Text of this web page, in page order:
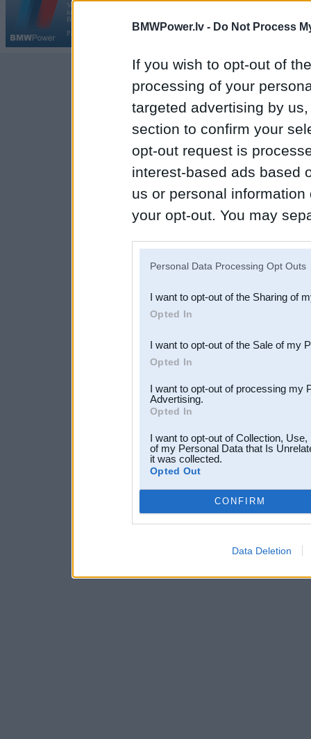
BMWPower.lv - Do Not Process
If you wish to opt-out of
processing of your
targeted advertising by
section to confirm your
opt-out request is
interest-based ads based
us or personal
your opt-out. You may
Downstream Participants
third parties.
Personal Data Processing Opt Outs
I want to opt-out of the Sharing of
Opted In
I want to opt-out of the Sale of my
Opted In
I want to opt-out of processing my
Advertising.
Opted In
I want to opt-out of Collection,
of my Personal Data that Is
it was collected.
Opted Out
CONFIRM
Data Deletion
Vortāls BMWPower.lv darbojas
kopš 2002. gada 14. maija. Tas nav auto klubs un nav saistīts ar
BMW AG.
Par BMWPower
Kontakti|Reklāma